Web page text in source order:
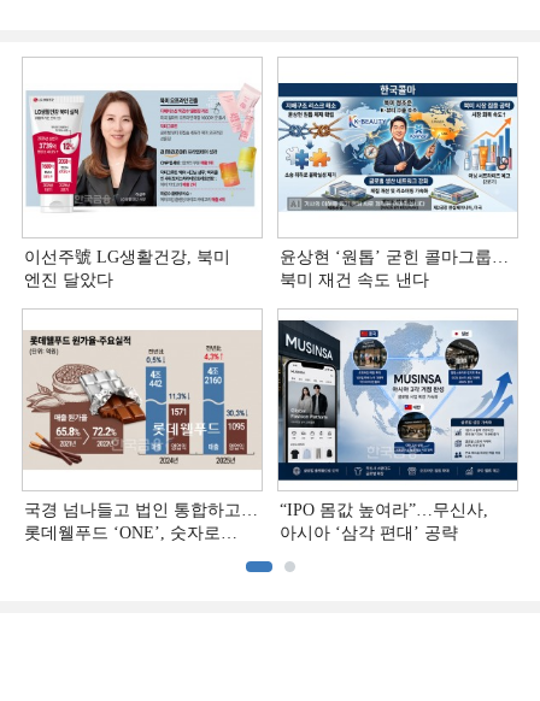
이선주號 LG생활건강, 북미
엔진 달았다
윤상현 ‘원톱ʼ 굳힌 콜마그룹…
북미 재건 속도 낸다
국경 넘나들고 법인 통합하고…
롯데웰푸드 ‘ONE’, 숫자로
“IPO 몸값 높여라”…무신사,
아시아 ‘삼각 편대’ 공략